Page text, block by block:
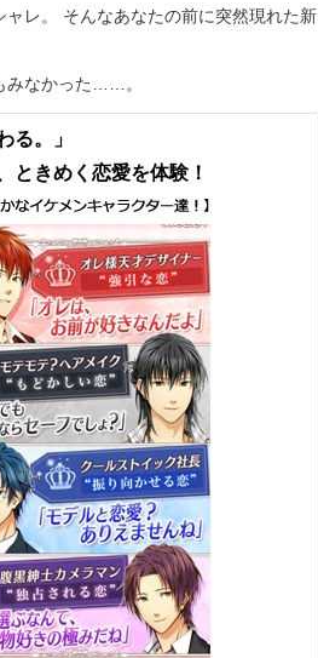
レ。 そんなあなたの前に突然現れた新
みなかった……。
る。」
ときめく恋愛を体験！